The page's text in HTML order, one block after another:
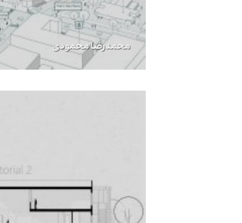
محمدرضا محمودی